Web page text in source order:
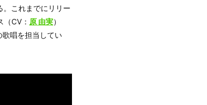
。これまでにリリー
CV： 原 由実）
歌唱を担当してい